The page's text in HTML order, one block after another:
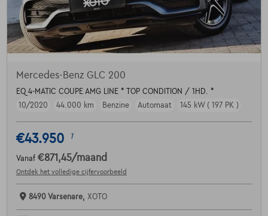
Mercedes-Benz GLC 200
EQ 4-MATIC COUPE AMG LINE * TOP CONDITION / 1HD. *
10/2020
44.000 km Benzine Automaat 145 kW ( 197 PK )
€43.950 1
Vanaf €871,45/maand
Ontdek het volledige cijfervoorbeeld
8490 Varsenare, XOTO